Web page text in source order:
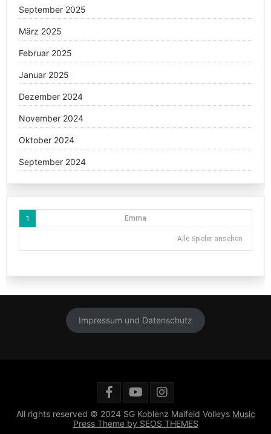
September 2025
März 2025
Februar 2025
Januar 2025
Dezember 2024
November 2024
Oktober 2024
September 2024
1 Emma
Alle Spieler ansehen
Impressum und Datenschutz
All rights reserved © 2024 SG Koblenz Maifeld Volleys Music
Press Theme by SEOS THEMES